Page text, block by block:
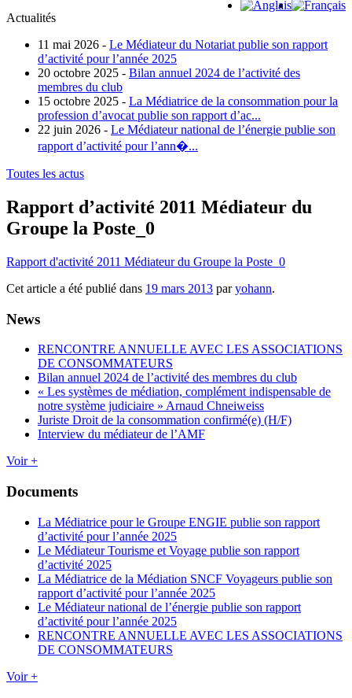
Actualités
11 mai 2026 - Le Médiateur du Notariat publie son rapport
d’activité pour l’année 2025
20 octobre 2025 - Bilan annuel 2024 de l’activité des
membres du club
15 octobre 2025 - La Médiatrice de la consommation pour la
profession d’avocat publie son rapport d’ac...
22 juin 2026 - Le Médiateur national de l’énergie publie son
rapport d’activité pour l’ann�...
Toutes les actus
Rapport d’activité 2011 Médiateur du
Groupe la Poste_0
Rapport d'activité 2011 Médiateur du Groupe la Poste_0
Cet article a été publié dans 19 mars 2013 paryohann.
News
RENCONTRE ANNUELLE AVEC LES ASSOCIATIONS
DE CONSOMMATEURS
Bilan annuel 2024 de l’activité des membres du club
« Les systèmes de médiation, complément indispensable de
notre système judiciaire » Arnaud Chneiweiss
Juriste Droit de la consommation confirmé(e) (H/F)
Interview du médiateur de l’AMF
Voir +
Documents
La Médiatrice pour le Groupe ENGIE publie son rapport
d’activité pour l’année 2025
Le Médiateur Tourisme et Voyage publie son rapport
d’activité 2025
La Médiatrice de la Médiation SNCF Voyageurs publie son
rapport d’activité pour l’année 2025
Le Médiateur national de l’énergie publie son rapport
d’activité pour l’année 2025
RENCONTRE ANNUELLE AVEC LES ASSOCIATIONS
DE CONSOMMATEURS
Voir +